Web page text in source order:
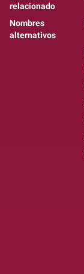
relacionado
Nombres
alternativos